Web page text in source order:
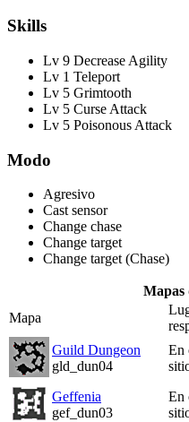
Skills
Lv 9 Decrease Agility
Lv 1 Teleport
Lv 5 Grimtooth
Lv 5 Curse Attack
Lv 5 Poisonous Attack
Modo
Agresivo
Cast sensor
Change chase
Change target
Change target (Chase)
Mapas
Mapa
Guild Dungeon
gld_dun04
En
Geffenia
gef_dun03
En